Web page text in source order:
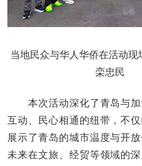
当地民众与华人华侨在活动现
栾忠民
本次活动深化了青岛与加
互动、民心相通的纽带，不
展示了青岛的城市温度与开
未来在文旅、经贸等领域的